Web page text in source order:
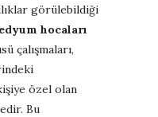
görülebildiği
hocaları
çalışmaları,
özel olan
Bu